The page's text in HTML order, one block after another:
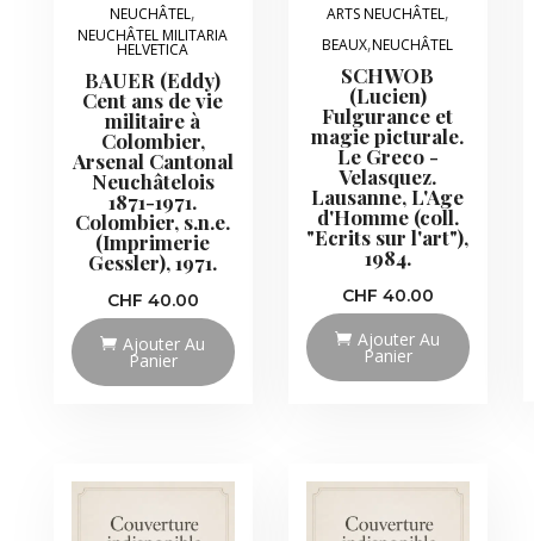
NEUCHÂTEL,
NEUCHÂTEL MILITARIA
HELVETICA
BAUER (Eddy)
Cent ans de vie
militaire à
Colombier,
Arsenal Cantonal
Neuchâtelois
1871-1971.
Colombier, s.n.e.
(Imprimerie
Gessler), 1971.
CHF 40.00
Ajouter Au
Panier
ARTS NEUCHÂTEL,
BEAUX,NEUCHÂTEL
SCHWOB
(Lucien)
Fulgurance et
magie picturale.
Le Greco -
Velasquez.
Lausanne, L'Age
d'Homme (coll.
"Ecrits sur l'art"),
1984.
CHF 40.00
Ajouter Au
Panier